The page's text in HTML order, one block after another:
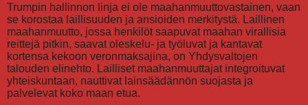
Trumpin hallinnon linja ei ole maahanmuuttovastainen, vaan
se korostaa laillisuuden ja ansioiden merkitystä. Laillinen
maahanmuutto, jossa henkilöt saapuvat maahan virallisia
reittejä pitkin, saavat oleskelu- ja työluvat ja kantavat
kortensa kekoon veronmaksajina, on Yhdysvaltojen
talouden elinehto. Lailliset maahanmuuttajat integroituvat
yhteiskuntaan, nauttivat lainsäädännön suojasta ja
palvelevat koko maan etua.